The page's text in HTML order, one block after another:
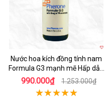
Nước hoa kích đồng tính nam
Formula G3 mạnh mẽ Hấp dẫn
Tự nhiên Pheromone
990.000₫ 1.253.000₫